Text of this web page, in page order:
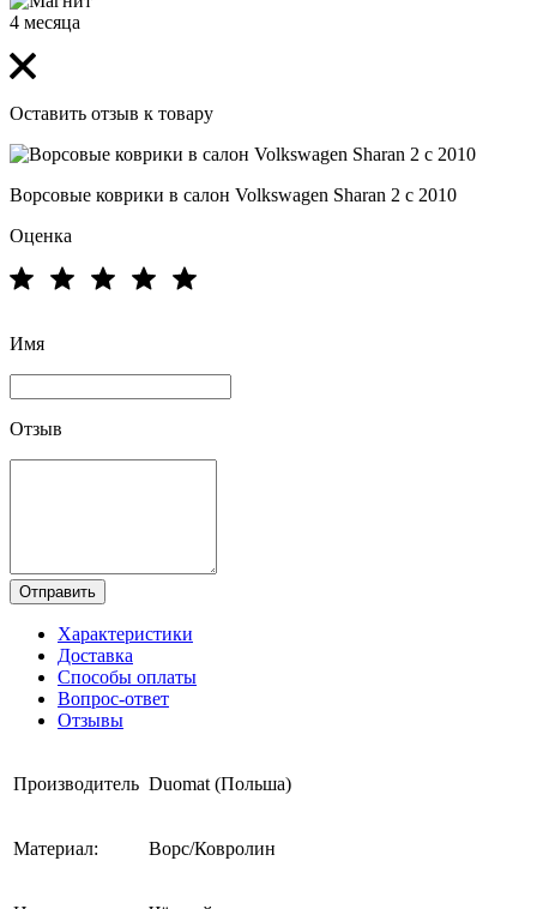
4 месяца
Оставить отзыв к товару
Ворсовые коврики в салон Volkswagen Sharan 2 с 2010
Оценка
Имя
Отзыв
Отправить
Характеристики
Доставка
Способы оплаты
Вопрос-ответ
Отзывы
Производитель Duomat (Польша)
Материал: Ворс/Ковролин